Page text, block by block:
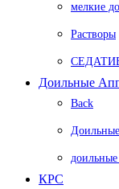
мелкие
Растворы
Доильные
Back
КРС